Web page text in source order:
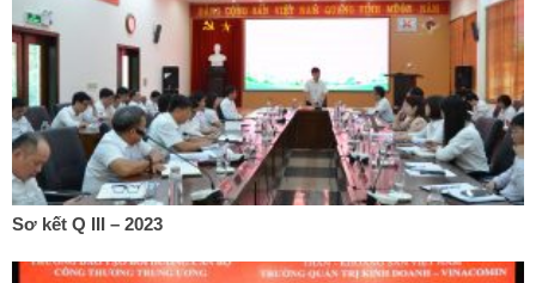
Sơ kết Q III – 2023